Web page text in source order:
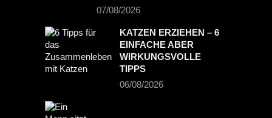
07/08/2026
KATZEN ERZIEHEN – 6
EINFACHE ABER
WIRKUNGSVOLLE
TIPPS
06/08/2026